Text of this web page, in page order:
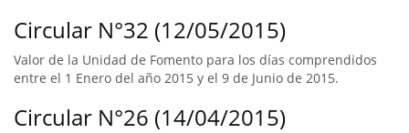
Circular N°32 (12/05/2015)
Valor de la Unidad de Fomento para los días comprendidos
entre el 1 Enero del año 2015 y el 9 de Junio de 2015.
Circular N°26 (14/04/2015)